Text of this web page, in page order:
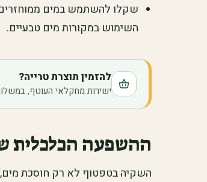
שקלו להשתמש במים
השימוש במקורות מים טבעיים.
להזמין תוצרת טרייה?
ישירות מחקלאי העוטף,
ההשפעה הכלכלית
השקיה בטפטוף לא רק חוסכת